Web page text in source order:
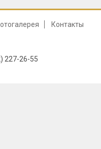
Контакты
227-26-55